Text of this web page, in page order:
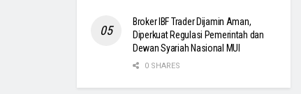
Broker IBF Trader Dijamin Aman,
Diperkuat Regulasi Pemerintah dan
Dewan Syariah Nasional MUI
0 SHARES